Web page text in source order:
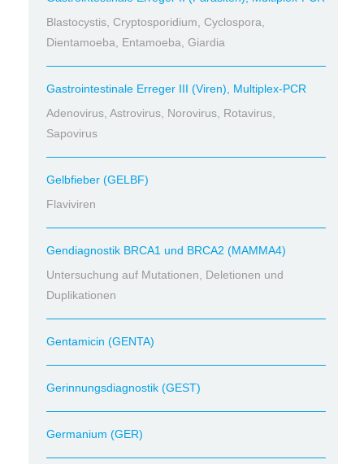
Blastocystis, Cryptosporidium, Cyclospora,
Dientamoeba, Entamoeba, Giardia
Gastrointestinale Erreger III (Viren), Multiplex-PCR
Adenovirus, Astrovirus, Norovirus, Rotavirus,
Sapovirus
Gelbfieber (GELBF)
Flaviviren
Gendiagnostik BRCA1 und BRCA2 (MAMMA4)
Untersuchung auf Mutationen, Deletionen und
Duplikationen
Gentamicin (GENTA)
Gerinnungsdiagnostik (GEST)
Germanium (GER)